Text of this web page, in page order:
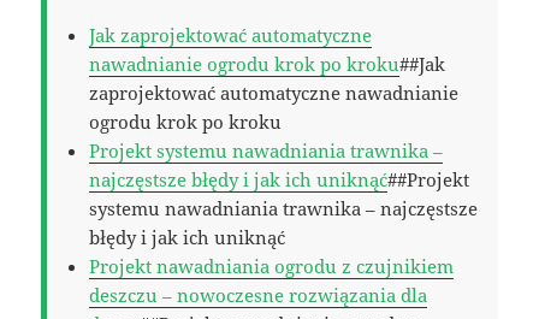
Jak zaprojektować automatyczne
nawadnianie ogrodu krok po kroku##Jak
zaprojektować automatyczne nawadnianie
ogrodu krok po kroku
Projekt systemu nawadniania trawnika –
najczęstsze błędy i jak ich uniknąć##Projekt
systemu nawadniania trawnika – najczęstsze
błędy i jak ich uniknąć
Projekt nawadniania ogrodu z czujnikiem
deszczu – nowoczesne rozwiązania dla